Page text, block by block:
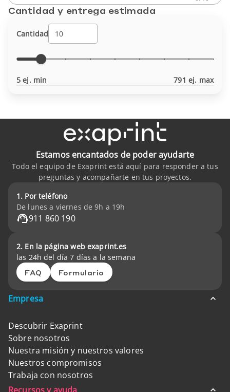
Cantidad y entrega estimada
Cantidad
5 ej. min 791 ej. max
Estamos encantados de poder ayudarte
Todo el equipo de Exaprint está aquí para responder a tus
preguntas y acompañarte en tus proyectos.
1. Por teléfono
De lunes a viernes de 9h a 19h
911 860 190
2. En la página web exaprint.es
las 24h del día 7 días a la semana
FAQ Formulario
Empresa
Descubrir Exaprint
Sobre nosotros
Nuestra misión y nuestros valores
Nuestros compromisos
Trabaja con nosotros